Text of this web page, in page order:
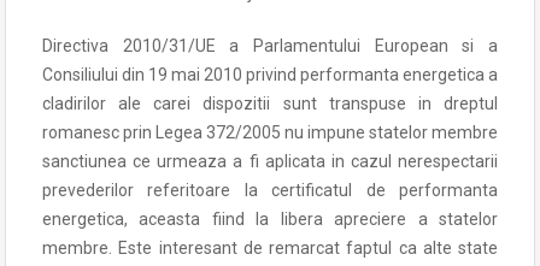
Directiva 2010/31/UE a Parlamentului European si a
Consiliului din 19 mai 2010 privind performanta energetica a
cladirilor ale carei dispozitii sunt transpuse in dreptul
romanesc prin Legea 372/2005 nu impune statelor membre
sanctiunea ce urmeaza a fi aplicata in cazul nerespectarii
prevederilor referitoare la certificatul de performanta
energetica, aceasta fiind la libera apreciere a statelor
membre. Este interesant de remarcat faptul ca alte state